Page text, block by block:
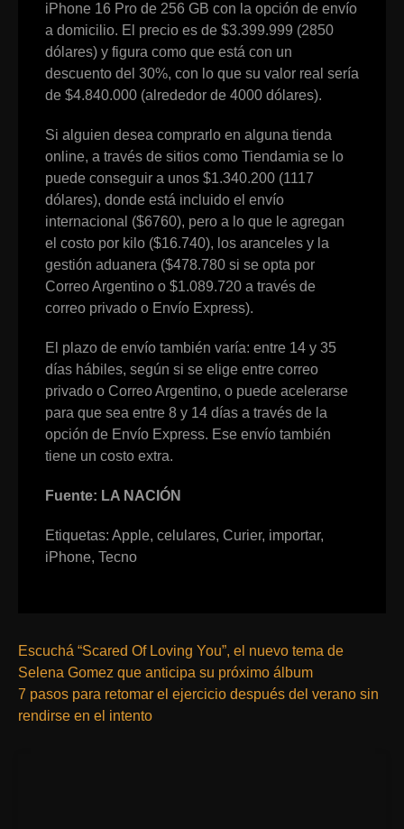
iPhone 16 Pro de 256 GB con la opción de envío
a domicilio. El precio es de $3.399.999 (2850
dólares) y figura como que está con un
descuento del 30%, con lo que su valor real sería
de $4.840.000 (alrededor de 4000 dólares).
Si alguien desea comprarlo en alguna tienda
online, a través de sitios como Tiendamia se lo
puede conseguir a unos $1.340.200 (1117
dólares), donde está incluido el envío
internacional ($6760), pero a lo que le agregan
el costo por kilo ($16.740), los aranceles y la
gestión aduanera ($478.780 si se opta por
Correo Argentino o $1.089.720 a través de
correo privado o Envío Express).
El plazo de envío también varía: entre 14 y 35
días hábiles, según si se elige entre correo
privado o Correo Argentino, o puede acelerarse
para que sea entre 8 y 14 días a través de la
opción de Envío Express. Ese envío también
tiene un costo extra.
Fuente: LA NACIÓN
Etiquetas: Apple, celulares, Curier, importar,
iPhone, Tecno
Escuchá “Scared Of Loving You”, el nuevo tema de
Selena Gomez que anticipa su próximo álbum
7 pasos para retomar el ejercicio después del verano sin
rendirse en el intento